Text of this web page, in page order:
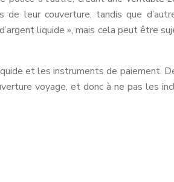
de leur couverture, tandis que
liquide », mais cela peut être
et les instruments de paiement.
voyage, et donc à ne pas les